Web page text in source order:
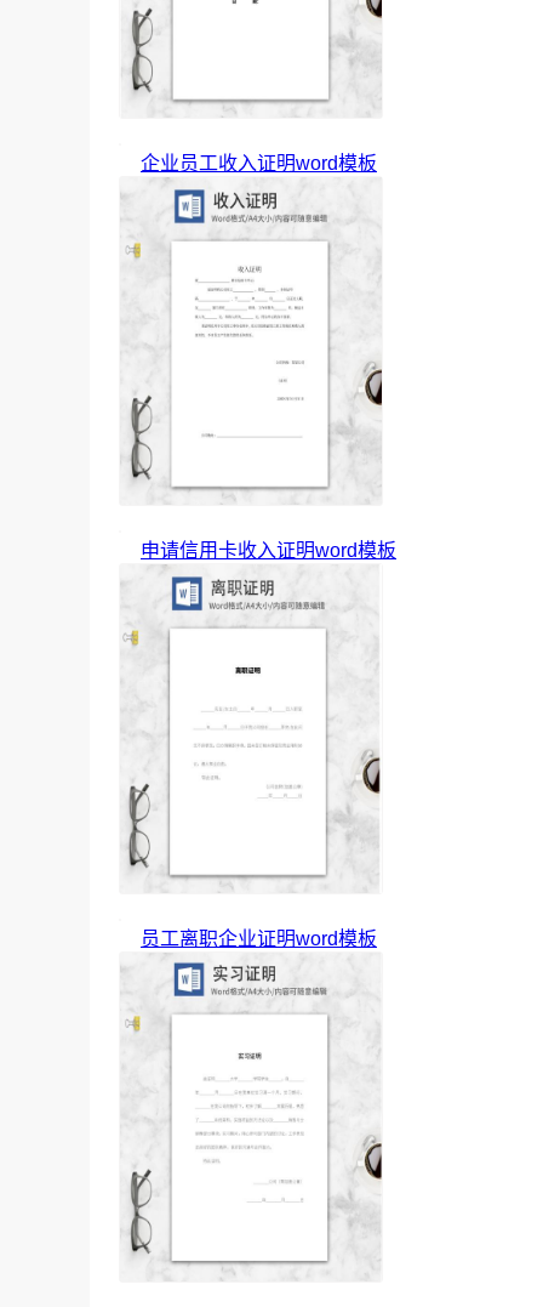
企业员工收入证明word模板
申请信用卡收入证明word模板
员工离职企业证明word模板